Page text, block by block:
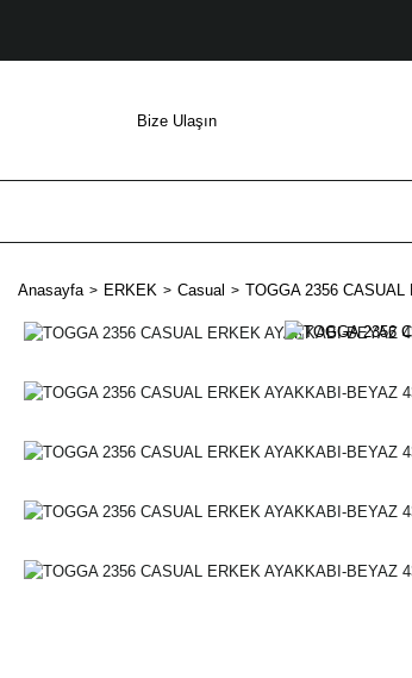
Bize Ulaşın
Anasayfa ERKEK Casual TOGGA 2356